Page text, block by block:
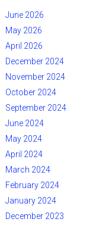
June 2026
May 2026
April 2026
December 2024
November 2024
October 2024
September 2024
June 2024
May 2024
April 2024
March 2024
February 2024
January 2024
December 2023